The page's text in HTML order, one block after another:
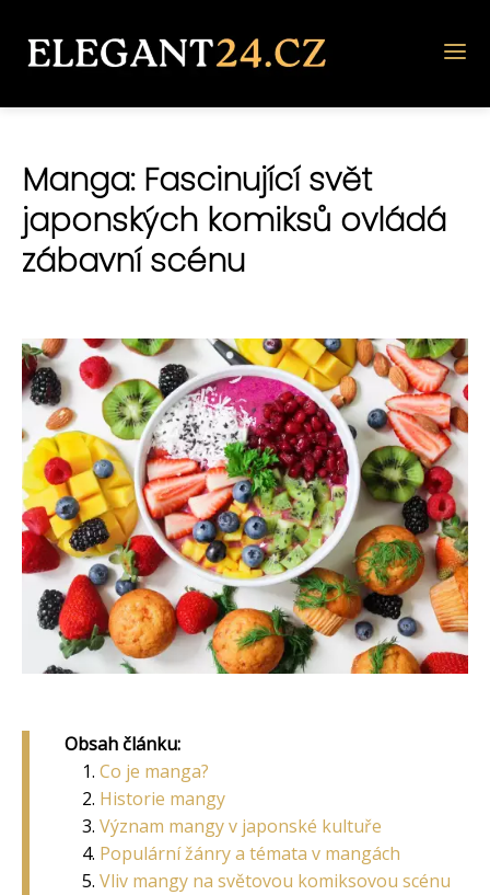
Manga: Fascinující svět
japonských komiksů ovládá
zábavní scénu
Obsah článku:
Co je manga?
Historie mangy
Význam mangy v japonské kultuře
Populární žánry a témata v mangách
Vliv mangy na světovou komiksovou scénu